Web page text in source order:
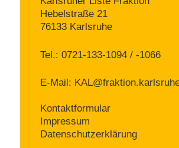
Hebelstraße 21
76133 Karlsruhe
Tel.: 0721-133-1094 / -1066
E-Mail:
Kontaktformular
Impressum
Datenschutzerklärung